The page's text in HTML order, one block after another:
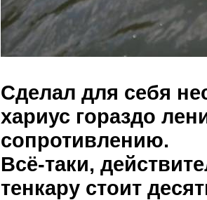
Сделал для себя
хариус гораздо
сопротивлению.
Всё-таки,
тенкару стоит